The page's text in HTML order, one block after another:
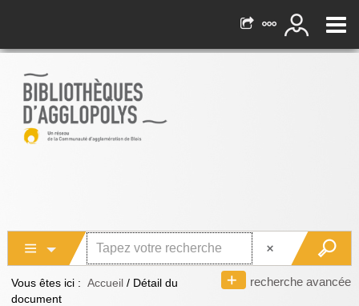
recherche avancée
Vous êtes ici : Accueil / Détail du
document